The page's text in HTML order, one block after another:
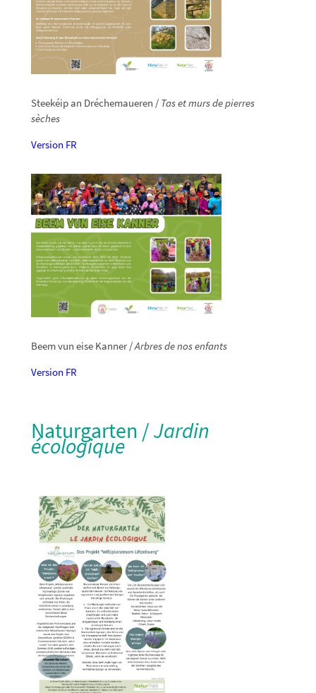
Steekéip an Dréchemaueren / Tas et murs de pierres
sèches
Version FR
Beem vun eise Kanner /Arbres de nos enfants
Version FR
Naturgarten /Jardin
écologique